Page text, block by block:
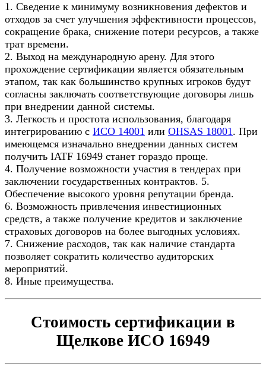
1. Сведение к минимуму возникновения дефектов и
отходов за счет улучшения эффективности процессов,
сокращение брака, снижение потери ресурсов, а также
трат времени.
2. Выход на международную арену. Для этого
прохождение сертификации является обязательным
этапом, так как большинство крупных игроков будут
согласны заключать соответствующие договоры лишь
при внедрении данной системы.
3. Легкость и простота использования, благодаря
интегрированию с ИСО 14001 или OHSAS 18001. При
имеющемся изначально внедрении данных систем
получить IATF 16949 станет гораздо проще.
4. Получение возможности участия в тендерах при
заключении государственных контрактов. 5.
Обеспечение высокого уровня репутации бренда.
6. Возможность привлечения инвестиционных
средств, а также получение кредитов и заключение
страховых договоров на более выгодных условиях.
7. Снижение расходов, так как наличие стандарта
позволяет сократить количество аудиторских
мероприятий.
8. Иные преимущества.
Стоимость сертификации в
Щелкове ИСО 16949